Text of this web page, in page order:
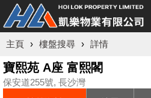
主頁 › 樓盤搜尋 › 詳情
寶熙苑 A座 富熙閣
保安道255號, 長沙灣